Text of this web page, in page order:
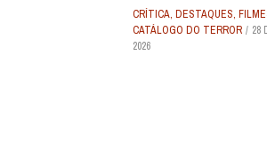
CRÍTICA, DESTAQUES,
CATÁLOGO DO TERROR
28
2026